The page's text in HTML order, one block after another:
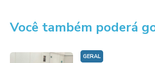
Você também poderá
GERAL